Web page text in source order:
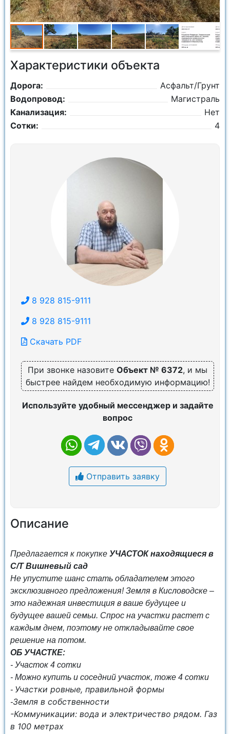
Характеристики объекта
Дорога:
Асфальт/Грунт
Водопровод:
Магистраль
Канализация:
Нет
Сотки:
4
8 928 815-9111
8 928 815-9111
Скачать PDF
При звонке назовите Объект № 6372, и мы
быстрее найдем необходимую информацию!
Используйте удобный мессенджер и задайте
вопрос
Отправить заявку
Описание
Предлагается к покупке УЧАСТОКнаходящиеся в
С/Т Вишневый сад
Не упустите шанс стать обладателем этого
эксклюзивного предложения! Земля в Кисловодске –
это надежная инвестиция в ваше будущее и
будущее вашей семьи. Спрос на участки растет с
каждым днем, поэтому не откладывайте свое
решение на потом.
ОБ УЧАСТКЕ:
- Участок 4 сотки
- Можно купить и соседний участок, тоже 4 сотки
- Участки ровные, правильной формы
-Земля в собственности
-Коммуникации: вода и электричество рядом. Газ
в 100 метрах